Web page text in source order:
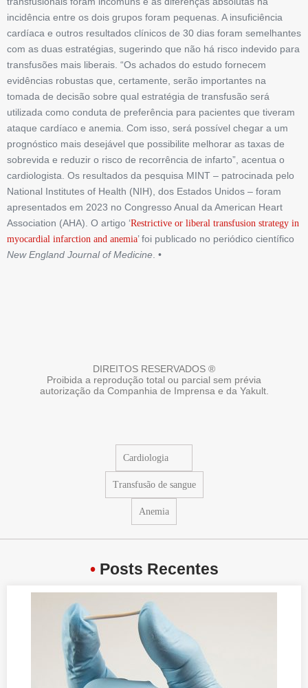
incidência entre os dois grupos foram pequenas. A insuficiência
cardíaca e outros resultados clínicos de 30 dias foram semelhantes
com as duas estratégias, sugerindo que não há risco indevido para
transfusões mais liberais. “Os achados do estudo fornecem
evidências robustas que, certamente, serão importantes na
tomada de decisão sobre qual estratégia de transfusão será
utilizada como conduta de preferência para pacientes que tiveram
ataque cardíaco e anemia. Com isso, será possível chegar a um
prognóstico mais desejável que possibilite melhorar as taxas de
sobrevida e reduzir o risco de recorrência de infarto”, acentua o
cardiologista. Os resultados da pesquisa MINT – patrocinada pelo
National Institutes of Health (NIH), dos Estados Unidos – foram
apresentados em 2023 no Congresso Anual da American Heart
Association (AHA). O artigo ‘Restrictive or liberal transfusion strategy in
myocardial infarction and anemia’ foi publicado no periódico científico
New England Journal of Medicine. •
DIREITOS RESERVADOS ®
Proibida a reprodução total ou parcial sem prévia
autorização da Companhia de Imprensa e da Yakult.
Cardiologia
Transfusão de sangue
Anemia
•Posts Recentes